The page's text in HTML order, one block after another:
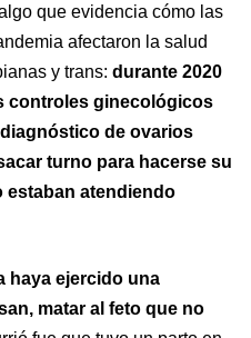
que evidencia cómo las
afectaron la salud
y trans: durante 2020
controles ginecológicos
de ovarios
turno para hacerse su
estaban atendiendo
haya ejercido una
matar al feto que no